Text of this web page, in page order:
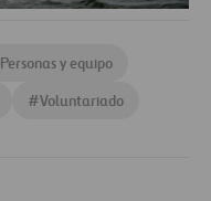
Personas y equipo
#Voluntariado